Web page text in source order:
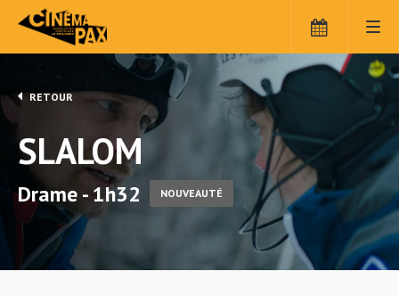
RETOUR
SLALOM
Drame - 1h32 NOUVEAUTÉ